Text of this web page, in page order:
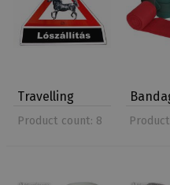
Travelling
Product count: 8